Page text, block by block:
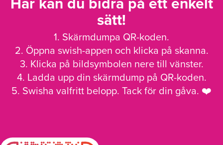
Här kan du bidra på ett enkelt
sätt!
1. Skärmdumpa QR-koden.
2. Öppna swish-appen och klicka på skanna.
3. Klicka på bildsymbolen nere till vänster.
4. Ladda upp din skärmdump på QR-koden.
5. Swisha valfritt belopp. Tack för din gåva. ❤️